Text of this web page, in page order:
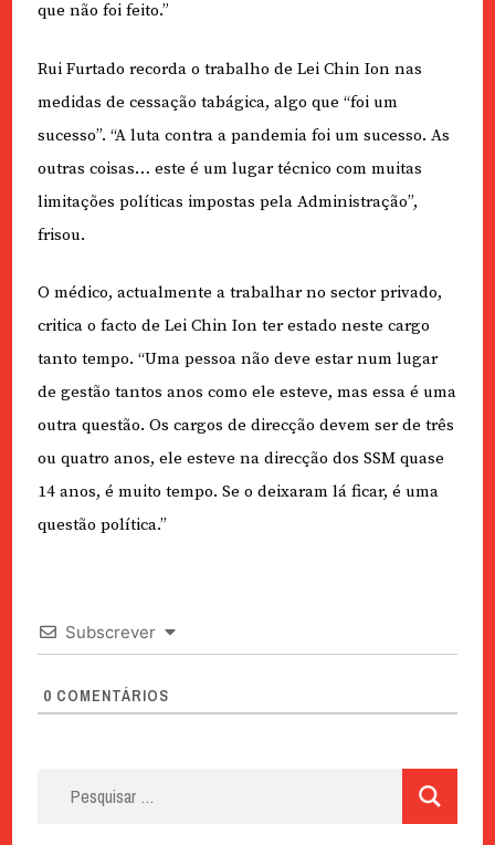
que não foi feito.”
Rui Furtado recorda o trabalho de Lei Chin Ion nas
medidas de cessação tabágica, algo que “foi um
sucesso”. “A luta contra a pandemia foi um sucesso. As
outras coisas… este é um lugar técnico com muitas
limitações políticas impostas pela Administração”,
frisou.
O médico, actualmente a trabalhar no sector privado,
critica o facto de Lei Chin Ion ter estado neste cargo
tanto tempo. “Uma pessoa não deve estar num lugar
de gestão tantos anos como ele esteve, mas essa é uma
outra questão. Os cargos de direcção devem ser de três
ou quatro anos, ele esteve na direcção dos SSM quase
14 anos, é muito tempo. Se o deixaram lá ficar, é uma
questão política.”
Subscrever
0 COMENTÁRIOS